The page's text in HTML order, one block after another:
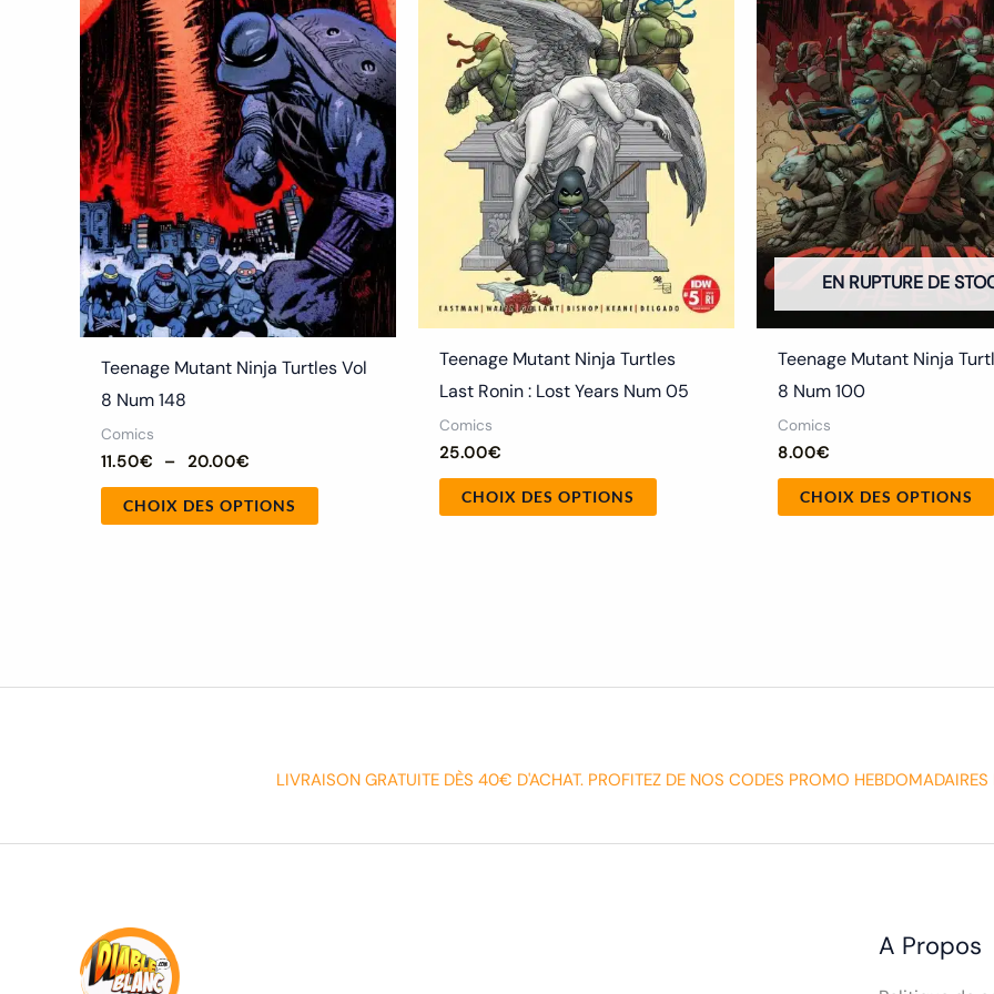
Teenage Mutant Ninja Turtles Vol
8 Num 148
Comics
11.50€ – 20.00€
CHOIX DES OPTIONS
Les
options
peuvent
être
choisies
sur
la
page
du
produit
Teenage Mutant Ninja Turtles
Last Ronin : Lost Years Num 05
Comics
25.00€
CHOIX DES OPTIONS
Les
options
peuvent
être
choisies
sur
page
du
produit
EN RUPTURE DE
Teenage Mutant Ninja
8 Num 100
Comics
8.00€
CHOIX DES OPTIONS
LIVRAISON GRATUITE DÈS 40€ D'ACHAT. PROFITEZ DE NOS CODES PROMO HEBDOMADAIRES
A Propos